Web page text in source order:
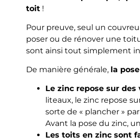
toit!
Pour preuve, seul un
poser ou de rénover une
sont ainsi tout simplement
De manière générale, la
Le zinc repose sur des
liteaux, le zinc repose
sorte de « plancher »
Avant la pose du zinc,
Les toits en zinc sont